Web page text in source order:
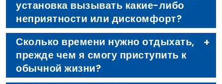
установка вызывать какие-либо
неприятности или дискомфорт?
Сколько времени нужно отдыхать,
прежде чем я смогу приступить к
обычной жизни?